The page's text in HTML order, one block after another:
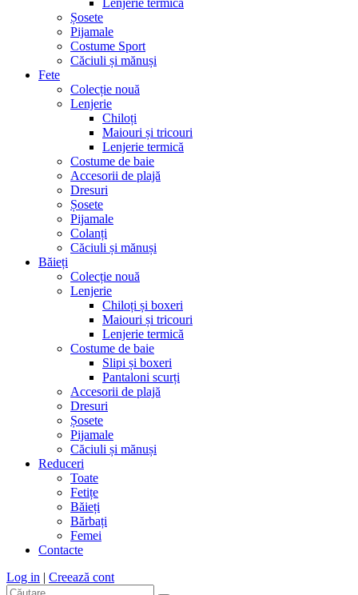
Lenjerie termică
Șosete
Pijamale
Costume Sport
Căciuli și mănuși
Fete
Colecție nouă
Lenjerie
Chiloți
Maiouri și tricouri
Lenjerie termică
Costume de baie
Accesorii de plajă
Dresuri
Șosete
Pijamale
Colanți
Căciuli și mănuși
Băieți
Colecție nouă
Lenjerie
Chiloți și boxeri
Maiouri și tricouri
Lenjerie termică
Costume de baie
Slipi și boxeri
Pantaloni scurți
Accesorii de plajă
Dresuri
Șosete
Pijamale
Căciuli și mănuși
Reduceri
Toate
Fetițe
Băieți
Bărbați
Femei
Contacte
Log in | Creează cont